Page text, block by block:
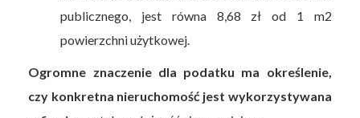
publicznego, jest równa 8,68 zł od 1 m2
powierzchni użytkowej.
Ogromne znaczenie dla podatku ma określenie,
czy konkretna nieruchomość jest wykorzystywana